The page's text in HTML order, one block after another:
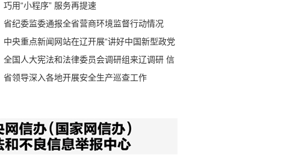
巧用“小程序” 服务再提速
省纪委监委通报全省营商环境监督行动情况
中央重点新闻网站在辽开展“讲好中国新型政党
制度故事”网络主题采访活动
全国人大宪法和法律委员会调研组来辽调研 信
春鹰出席调研座谈会并讲话
省领导深入各地开展安全生产巡查工作